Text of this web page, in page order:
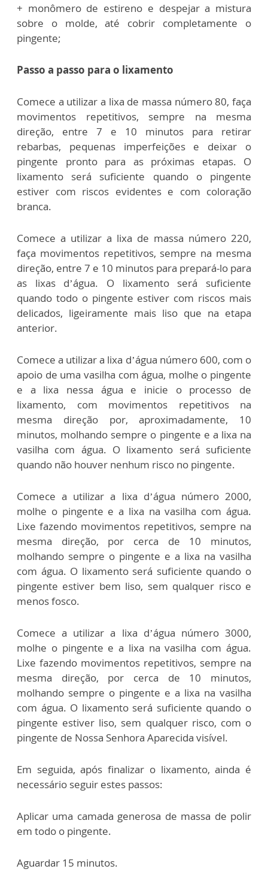
+ monômero de estireno e despejar a mistura
sobre o molde, até cobrir completamente o
pingente;
Passo a passo para o lixamento
Comece a utilizar a lixa de massa número 80, faça
movimentos repetitivos, sempre na mesma
direção, entre 7 e 10 minutos para retirar
rebarbas, pequenas imperfeições e deixar o
pingente pronto para as próximas etapas. O
lixamento será suficiente quando o pingente
estiver com riscos evidentes e com coloração
branca.
Comece a utilizar a lixa de massa número 220,
faça movimentos repetitivos, sempre na mesma
direção, entre 7 e 10 minutos para prepará-lo para
as lixas d’água. O lixamento será suficiente
quando todo o pingente estiver com riscos mais
delicados, ligeiramente mais liso que na etapa
anterior.
Comece a utilizar a lixa d’água número 600, com o
apoio de uma vasilha com água, molhe o pingente
e a lixa nessa água e inicie o processo de
lixamento, com movimentos repetitivos na
mesma direção por, aproximadamente, 10
minutos, molhando sempre o pingente e a lixa na
vasilha com água. O lixamento será suficiente
quando não houver nenhum risco no pingente.
Comece a utilizar a lixa d’água número 2000,
molhe o pingente e a lixa na vasilha com água.
Lixe fazendo movimentos repetitivos, sempre na
mesma direção, por cerca de 10 minutos,
molhando sempre o pingente e a lixa na vasilha
com água. O lixamento será suficiente quando o
pingente estiver bem liso, sem qualquer risco e
menos fosco.
Comece a utilizar a lixa d’água número 3000,
molhe o pingente e a lixa na vasilha com água.
Lixe fazendo movimentos repetitivos, sempre na
mesma direção, por cerca de 10 minutos,
molhando sempre o pingente e a lixa na vasilha
com água. O lixamento será suficiente quando o
pingente estiver liso, sem qualquer risco, com o
pingente de Nossa Senhora Aparecida visível.
Em seguida, após finalizar o lixamento, ainda é
necessário seguir estes passos:
Aplicar uma camada generosa de massa de polir
em todo o pingente.
Aguardar 15 minutos.